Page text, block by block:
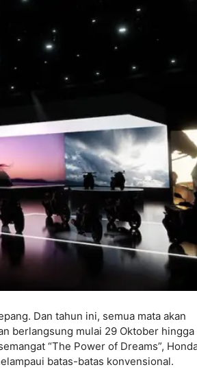
Dan tahun ini, semua mata akan
berlangsung mulai 29 Oktober hingga
“The Power of Dreams”,
batas-batas konvensional.